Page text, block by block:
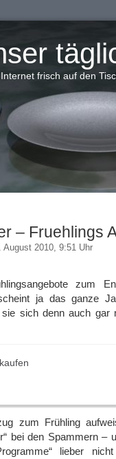
frisch auf den
– Fruehlings
August 2010, 9:51 Uhr
zum
ja das ganze
sich denn auch gar
zum Frühling
bei den Spammern –
lieber